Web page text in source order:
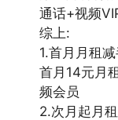
通话+视频
综上:
1.首月月租减
首月14元月
频会员
2.次月起月